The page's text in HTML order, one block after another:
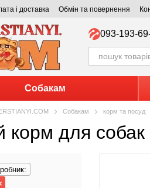
контенту
і доставка Обмін та повернення
093-193-
Собакам
Собакам корм та посуд
корм для